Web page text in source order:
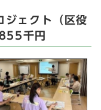
ェクト（区役
千円